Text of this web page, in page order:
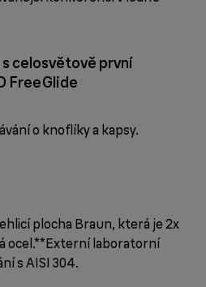
celosvětově první
FreeGlide
o knoflíky a kapsy.
plocha Braun, která je 2x
ocel.**Externí laboratorní
s AISI 304.